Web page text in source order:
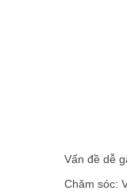
Vấn đề dễ
Chăm sóc: